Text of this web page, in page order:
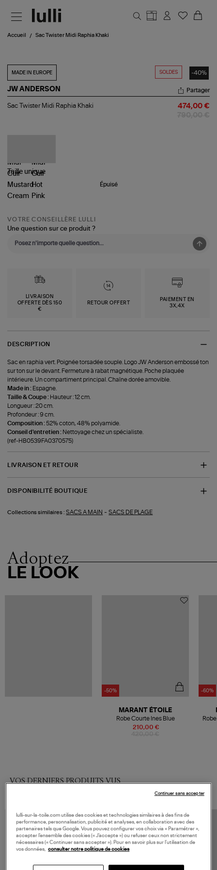
Accueil Sac Twister Midi Raphia Khaki
SOLDES -40%
MADE IN EUROPE
JW ANDERSON
Sac
Partager
Sac Twister Midi Raphia Khaki 474,00 €
Taille unique
Épuisé
VOTRE CONSEILLÈRE LULLI
Une question sur ce produit ?
LIVRAISON
OFFERTE DÈS 150
€
RETOUR OFFERT
PAIEMENT EN
3X,4X
DESCRIPTION
Sac en raphia vert. Poignée torsadée souple. Logo JW Anderson embossé ton
sur ton sur le devant. Fermeture à rabat magnétique. Poche plaquée
intérieure. Un compartiment principal. Chaîne dorée amovible.
Made in : Espagne.
Taille & Coupe : Hauteur : 12 cm.
Longueur : 20 cm.
Profondeur : 9 cm.
Composition :52% coton, 48% polyamide.
Conseil d'entretien : Nettoyage chez un spécialiste.
(ref-HB0539FA0370575)
LIVRAISON ET RETOUR
DISPONIBILITÉ BOUTIQUE
Collections similaires : SACS A MAIN -SACS DE PLAGE
Adoptez
LE LOOK
-50%
210,00 €
MARANT ÉTOILE
Robe Courte Ines Blue
-60%
VOS DERNIERS PRODUITS VUS
lulli-sur-la-toile.com utilise des cookies et technologies similaires à des fins de
performance, personnalisation, publicité et analyses, en collaboration avec des
partenaires tels que Google. Vous pouvez configurer vos choix via « Paramétrer »,
accepter l’ensemble des cookies (« J’accepte ») ou refuser ceux non strictement
nécessaires (« Continuer sans accepter »). Pour en savoir plus sur l’utilisation de
vos données,
consulter notre politique de cookies
Continuer sans accepter